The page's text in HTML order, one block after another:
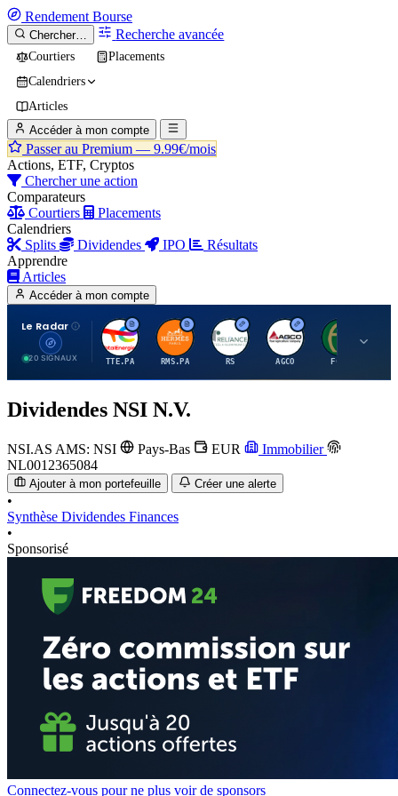
Rendement Bourse
Chercher… Recherche avancée
Courtiers
Placements
Calendriers
Articles
Accéder à mon compte
Passer au Premium — 9.99€/mois
Actions, ETF, Cryptos
Chercher une action
Comparateurs
Courtiers
Placements
Calendriers
Splits
Dividendes IPO
Résultats
Apprendre
Articles
Accéder à mon compte
Le Radar
20 SIGNAUX
T
TTE.PA
H
RMS.PA
R
RS
A
AGCO FCFS
Dividendes NSI N.V.
NSI.AS AMS: NSI Pays-Bas EUR
Immobilier
NL0012365084
Ajouter à mon portefeuille Créer une alerte
•
Synthèse Dividendes Finances
•
Sponsorisé
Connectez-vous pour ne plus voir de sponsors